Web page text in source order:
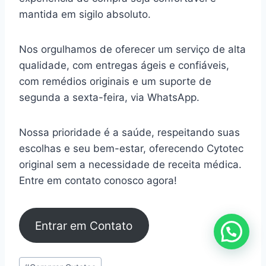
mantida em sigilo absoluto.
Nos orgulhamos de oferecer um serviço de alta
qualidade, com entregas ágeis e confiáveis,
com remédios originais e um suporte de
segunda a sexta-feira, via WhatsApp.
Nossa prioridade é a saúde, respeitando suas
escolhas e seu bem-estar, oferecendo Cytotec
original sem a necessidade de receita médica.
Entre em contato conosco agora!
Entrar em Contato
Tags